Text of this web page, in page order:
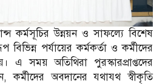
কর্মসূচির উন্নয়ন ও সাফল্যে বিশেষ
বিভিন্ন পর্যায়ের কর্মকর্তা ও কর্মীদের
এ সময় অতিথিরা পুরস্কারপ্রাপ্তদের
কর্মীদের অবদানের যথাযথ স্বীকৃতি